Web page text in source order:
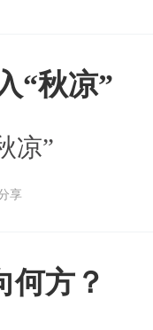
“秋凉”
凉”
享
何方？